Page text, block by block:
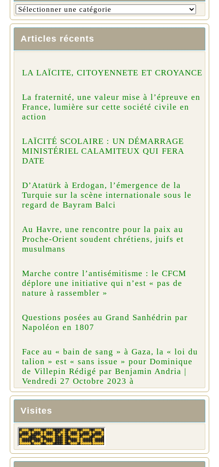
Articles récents
LA LAÏCITE, CITOYENNETE ET CROYANCE
La fraternité, une valeur mise à l’épreuve en
France, lumière sur cette société civile en
action
LAÏCITÉ SCOLAIRE : UN DÉMARRAGE
MINISTÉRIEL CALAMITEUX QUI FERA
DATE
D’Atatürk à Erdogan, l’émergence de la
Turquie sur la scène internationale sous le
regard de Bayram Balci
Au Havre, une rencontre pour la paix au
Proche-Orient soudent chrétiens, juifs et
musulmans
Marche contre l’antisémitisme : le CFCM
déplore une initiative qui n’est « pas de
nature à rassembler »
Questions posées au Grand Sanhédrin par
Napoléon en 1807
Face au « bain de sang » à Gaza, la « loi du
talion » est « sans issue » pour Dominique
de Villepin Rédigé par Benjamin Andria |
Vendredi 27 Octobre 2023 à
Visites